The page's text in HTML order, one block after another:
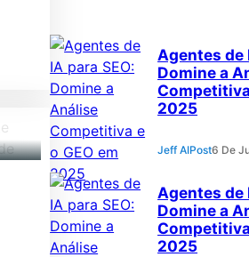
Agentes de
Domine a
2025
Jeff AIPost6 De
Agentes de
Domine a
2025